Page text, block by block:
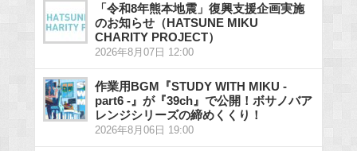
「令和8年熊本地震」復興支援企画実施
のお知らせ（HATSUNE MIKU
CHARITY PROJECT）
2026年8月07日 12:00
作業用BGM『STUDY WITH MIKU -
part6 -』が『39ch』で公開！ボサノバア
レンジシリーズの締めくくり！
2026年8月06日 19:00